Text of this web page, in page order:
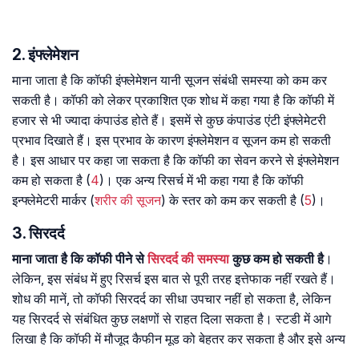
2. इंफ्लेमेशन
माना जाता है कि कॉफी इंफ्लेमेशन यानी सूजन संबंधी समस्या को कम कर
सकती है। कॉफी को लेकर प्रकाशित एक शोध में कहा गया है कि कॉफी में
हजार से भी ज्यादा कंपाउंड होते हैं। इसमें से कुछ कंपाउंड एंटी इंफ्लेमेटरी
प्रभाव दिखाते हैं। इस प्रभाव के कारण इंफ्लेमेशन व सूजन कम हो सकती
है। इस आधार पर कहा जा सकता है कि कॉफी का सेवन करने से इंफ्लेमेशन
कम हो सकता है (4)। एक अन्य रिसर्च में भी कहा गया है कि कॉफी
इन्फ्लेमेटरी मार्कर (शरीर की सूजन) के स्तर को कम कर सकती है (5)।
3. सिरदर्द
माना जाता है कि कॉफी पीने सेसिरदर्द की समस्याकुछ कम हो सकती है।
लेकिन, इस संबंध में हुए रिसर्च इस बात से पूरी तरह इत्तेफाक नहीं रखते हैं।
शोध की मानें, तो कॉफी सिरदर्द का सीधा उपचार नहीं हो सकता है, लेकिन
यह सिरदर्द से संबंधित कुछ लक्षणों से राहत दिला सकता है। स्टडी में आगे
लिखा है कि कॉफी में मौजूद कैफीन मूड को बेहतर कर सकता है और इसे अन्य